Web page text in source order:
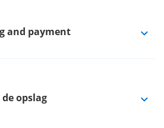
and payment
opslag